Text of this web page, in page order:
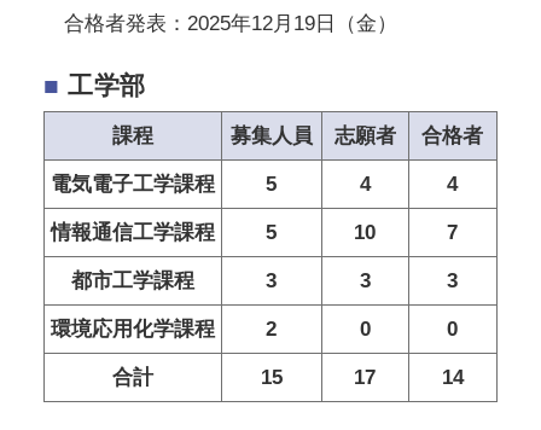
合格者発表：2025年12月19日（金）
■ 工学部
課程 募集人員 志願者 合格者
電気電子工学課程 5 4 4
情報通信工学課程 5 10 7
都市工学課程 3 3 3
環境応用化学課程 2 0 0
合計 15 17 14